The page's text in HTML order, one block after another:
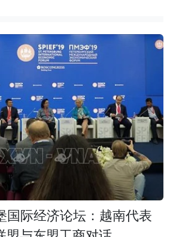
国际经济论坛：越南代表